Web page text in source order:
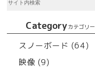
Categoryカテゴリー
スノーボード (64)
映像 (9)